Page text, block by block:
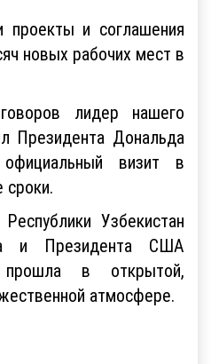
проекты и соглашения
новых рабочих мест в
лидер нашего
Президента Дональда
визит в
сроки.
Узбекистан
и Президента США
в открытой,
атмосфере.